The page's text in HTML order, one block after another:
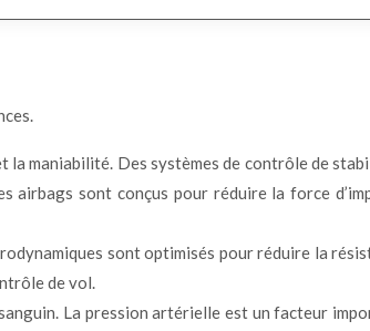
maniabilité. Des systèmes de contrôle de
sont conçus pour réduire la force
sont optimisés pour réduire la
de vol.
La pression artérielle est un facteur